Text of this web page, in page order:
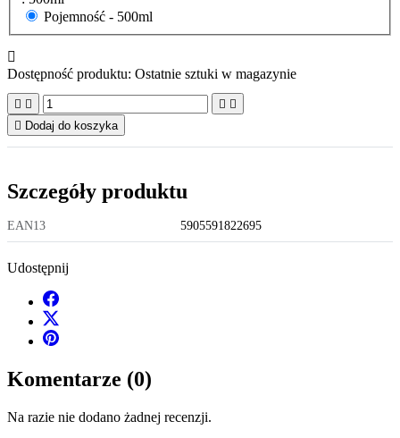
Pojemność - 500ml

Dostępność produktu: Ostatnie sztuki w magazynie
   
 Dodaj do koszyka
Szczegóły produktu
EAN13 5905591822695
Udostępnij
Komentarze (0)
Na razie nie dodano żadnej recenzji.